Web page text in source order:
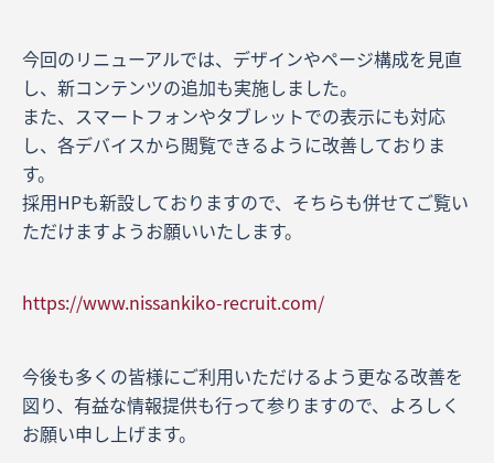
今回のリニューアルでは、デザインやページ構成を見直
し、新コンテンツの追加も実施しました。
また、スマートフォンやタブレットでの表示にも対応
し、各デバイスから閲覧できるように改善しておりま
す。
採用HPも新設しておりますので、そちらも併せてご覧い
ただけますようお願いいたします。
https://www.nissankiko-recruit.com/
今後も多くの皆様にご利用いただけるよう更なる改善を
図り、有益な情報提供も行って参りますので、よろしく
お願い申し上げます。